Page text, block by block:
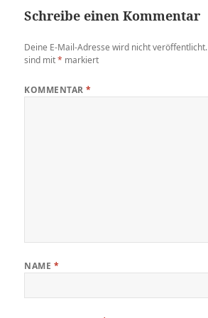
Schreibe einen Kommentar
Deine E-Mail-Adresse wird nicht veröffentlicht.
sind mit* markiert
KOMMENTAR*
NAME *